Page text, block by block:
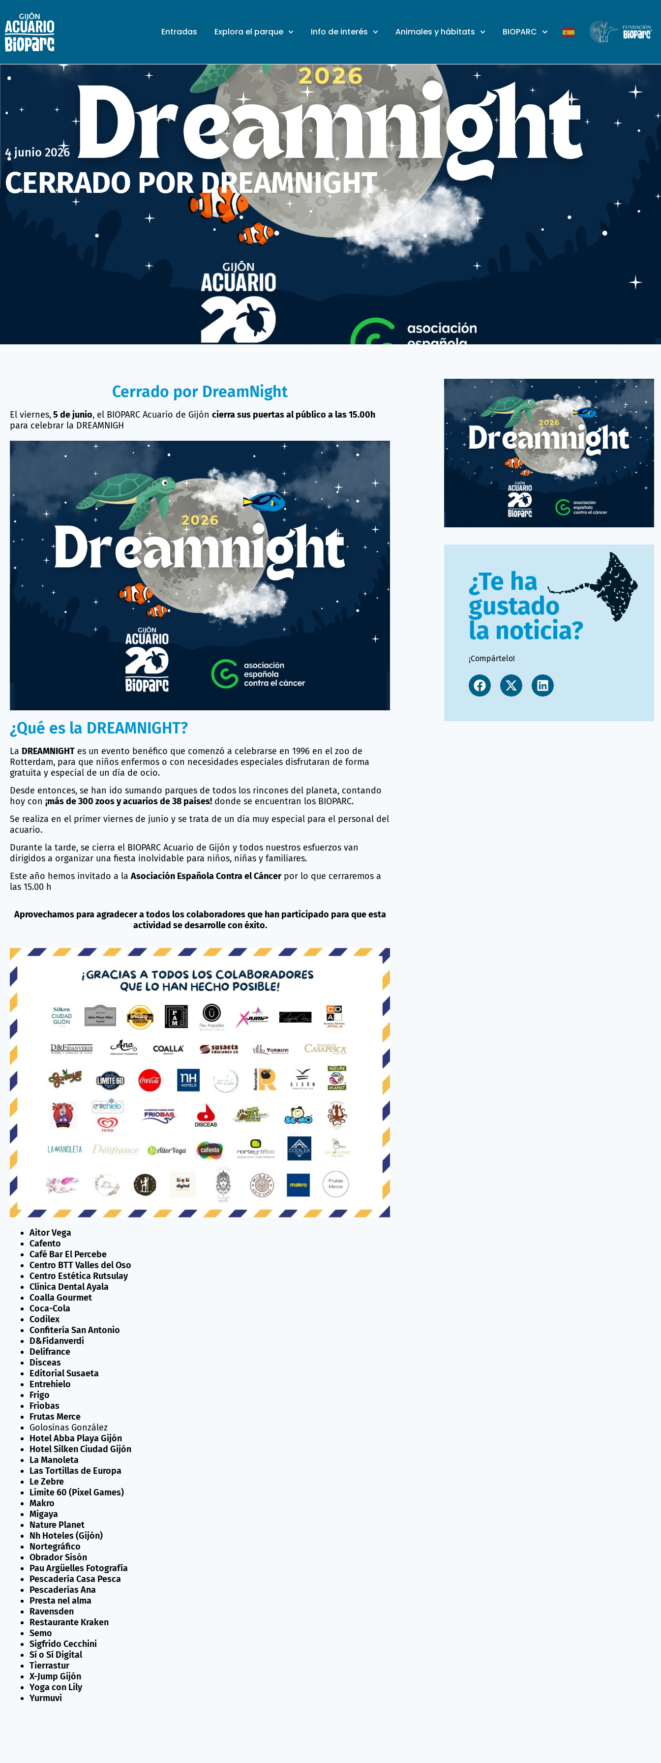
Entradas Explora el parque Info de interés Animales y hábitats BIOPARC
4 junio 2026
CERRADO POR DREAMNIGHT
Cerrado por DreamNight
El viernes,5 de junio, el BIOPARC Acuario de Gijón cierra sus puertas al público a las 15.00h
para celebrar la DREAMNIGH
¿Qué es la DREAMNIGHT?
La DREAMNIGHT es un evento benéfico que comenzó a celebrarse en 1996 en el zoo de
Rotterdam, para que niños enfermos o con necesidades especiales disfrutaran de forma
gratuita y especial de un día de ocio.
Desde entonces, se han ido sumando parques de todos los rincones del planeta, contando
hoy con ¡más de 300 zoos y acuarios de 38 países! donde se encuentran los BIOPARC.
Se realiza en el primer viernes de junio y se trata de un día muy especial para el personal del
acuario.
Durante la tarde, se cierra el BIOPARC Acuario de Gijón y todos nuestros esfuerzos van
dirigidos a organizar una fiesta inolvidable para niños, niñas y familiares.
Este año hemos invitado a la Asociación Española Contra el Cáncerpor lo que cerraremos a
las 15.00 h
Aprovechamos para agradecer a todos los colaboradores que han participado para que esta
actividad se desarrolle con éxito.
Aitor Vega
Cafento
Café Bar El Percebe
Centro BTT Valles del Oso
Centro Estética Rutsulay
Clínica Dental Ayala
Coalla Gourmet
Coca-Cola
Codilex
Confitería San Antonio
D&Fidanverdi
Delifrance
Disceas
Editorial Susaeta
Entrehielo
Frigo
Friobas
Frutas Merce
Golosinas González
Hotel Abba Playa Gijón
Hotel Silken Ciudad Gijón
La Manoleta
Las Tortillas de Europa
Le Zebre
Limite 60 (Pixel Games)
Makro
Migaya
Nature Planet
Nh Hoteles (Gijón)
Nortegráfico
Obrador Sisón
Pau Argüelles Fotografía
Pescadería Casa Pesca
Pescaderías Ana
Presta nel alma
Ravensden
Restaurante Kraken
Semo
Sigfrido Cecchini
Sí o Sí Digital
Tierrastur
X-Jump Gijón
Yoga con Lily
Yurmuvi
¿Te ha
gustado
la noticia?
¡Compártelo!